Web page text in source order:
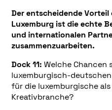
Der entscheidende
Luxemburg ist die echte
und internationalen
zusammenzuarbeiten.
Dock 11: Welche Chancen
luxemburgisch-
für die luxemburgische
Kreativbranche?